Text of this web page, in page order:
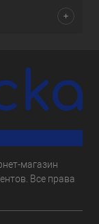
магазин
Все права